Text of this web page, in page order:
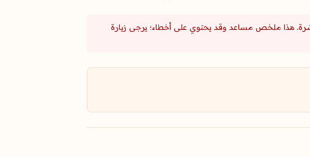
هذا ملخص مساعد وقد يحتوي على أخطاء؛ يرجى زيارة